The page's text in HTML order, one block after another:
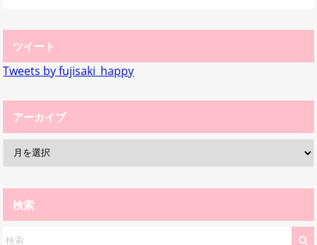
ツイート
Tweets by fujisaki_happy
アーカイブ
検索